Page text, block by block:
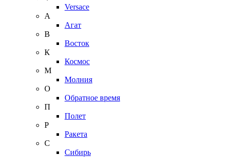
Versace
А
Агат
В
Восток
К
Космос
М
Молния
О
Обратное время
П
Полет
Р
Ракета
С
Сибирь